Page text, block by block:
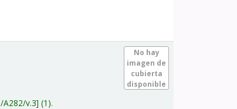
No hay
imagen de
cubierta
disponible
A282/v.3 (1).